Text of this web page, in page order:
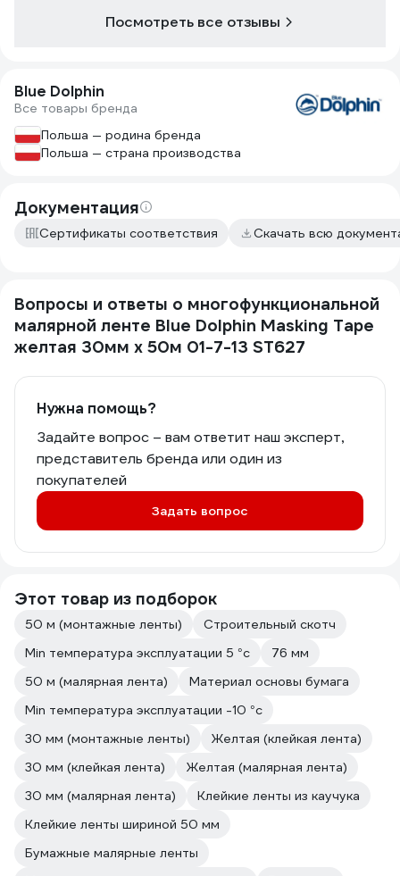
Посмотреть все отзывы
Blue Dolphin
Все товары бренда
Польша — родина бренда
Польша — страна производства
Документация
Сертификаты соответствия Скачать всю
Вопросы и ответы о многофункциональной
малярной ленте Blue Dolphin Masking Tape
желтая 30мм х 50м 01-7-13 ST627
Нужна помощь?
Задайте вопрос – вам ответит наш эксперт,
представитель бренда или один из
покупателей
Задать вопрос
Этот товар из подборок
50 м (монтажные ленты)
Строительный скотч
Min температура эксплуатации 5 °с
76 мм
50 м (малярная лента)
Материал основы бумага
Min температура эксплуатации -10 °с
30 мм (монтажные ленты)
Желтая (клейкая лента)
30 мм (клейкая лента)
Желтая (малярная лента)
30 мм (малярная лента)
Клейкие ленты из каучука
Клейкие ленты шириной 50 мм
Бумажные малярные ленты